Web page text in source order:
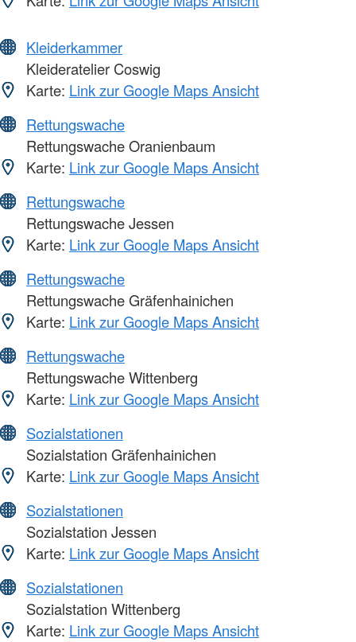
Kleiderkammer
Kleideratelier Coswig
Karte: Link zur Google Maps Ansicht
Rettungswache
Rettungswache Oranienbaum
Karte: Link zur Google Maps Ansicht
Rettungswache
Rettungswache Jessen
Karte: Link zur Google Maps Ansicht
Rettungswache
Rettungswache Gräfenhainichen
Karte: Link zur Google Maps Ansicht
Rettungswache
Rettungswache Wittenberg
Karte: Link zur Google Maps Ansicht
Sozialstationen
Sozialstation Gräfenhainichen
Karte: Link zur Google Maps Ansicht
Sozialstationen
Sozialstation Jessen
Karte: Link zur Google Maps Ansicht
Sozialstationen
Sozialstation Wittenberg
Karte: Link zur Google Maps Ansicht